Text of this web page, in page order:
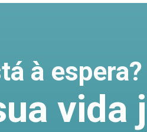
à espera?
vida